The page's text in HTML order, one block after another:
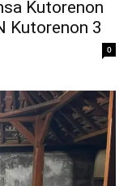
Kutorenon
Kutorenon 3
0